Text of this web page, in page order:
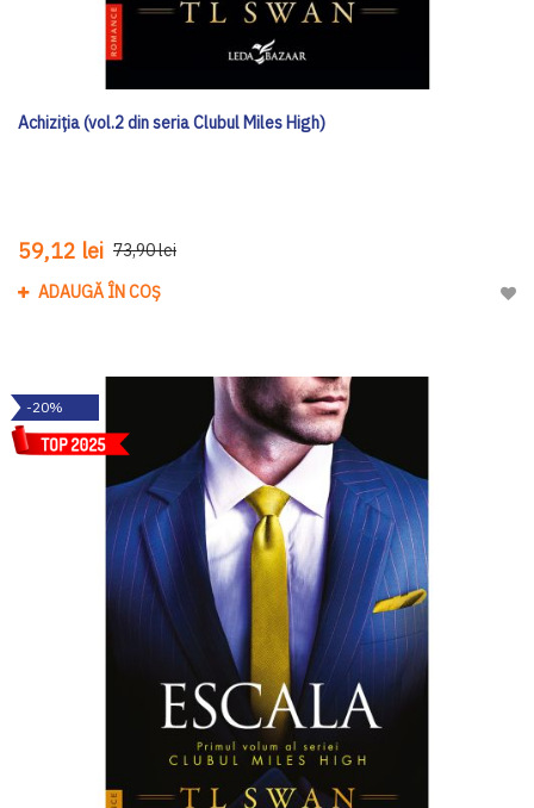
Achiziția (vol.2 din seria Clubul Miles High)
59,12 lei 73,90 lei
ADAUGĂ ÎN COȘ
-20%